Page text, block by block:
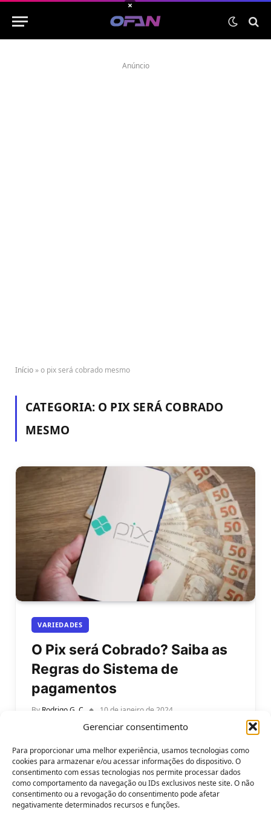
Gerenciar consentimento
Para proporcionar uma melhor experiência, usamos tecnologias como
cookies para armazenar e/ou acessar informações do dispositivo. O
consentimento com essas tecnologias nos permite processar dados
como comportamento da navegação ou IDs exclusivos neste site. O não
consentimento ou a revogação do consentimento pode afetar
negativamente determinados recursos e funções.
Anúncio
Início »o pix será cobrado mesmo
CATEGORIA: O PIX SERÁ COBRADO
MESMO
VARIEDADES
O Pix será Cobrado? Saiba as
Regras do Sistema de
pagamentos
By Rodrigo G. C 10 de janeiro de 2024
Saiba se o pix será cobrado e entenda as regras e
as tarifas do sistema de pagamentos instantâneos.
O pix…
×